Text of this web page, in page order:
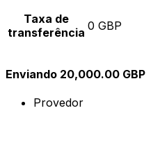
Taxa de
transferência 0 GBP
Enviando 20,000.00 GBP
Provedor